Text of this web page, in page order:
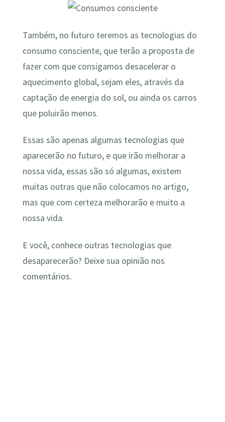
Também, no futuro teremos as tecnologias do
consumo consciente, que terão a proposta de
fazer com que consigamos desacelerar o
aquecimento global, sejam eles, através da
captação de energia do sol, ou ainda os carros
que poluirão menos.
Essas são apenas algumas tecnologias que
aparecerão no futuro, e que irão melhorar a
nossa vida, essas são só algumas, existem
muitas outras que não colocamos no artigo,
mas que com certeza melhorarão e muito a
nossa vida.
E você, conhece outras tecnologias que
desaparecerão? Deixe sua opinião nos
comentários.